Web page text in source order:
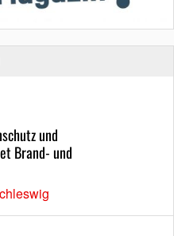
und
Brand- und